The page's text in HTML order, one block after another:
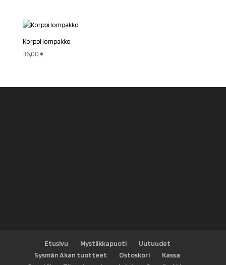
Korppi lompakko
36,00€
Etusivu Mystiikkapuoti
Uutuudet
Sysmän Akan tuotteet
Ostoskori
Kassa